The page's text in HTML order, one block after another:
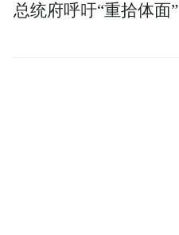
总统府呼吁“重拾体面”